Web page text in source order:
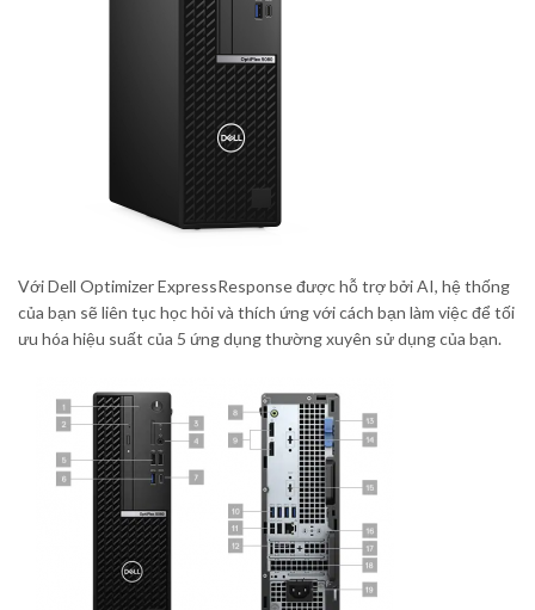
Với Dell Optimizer ExpressResponse được hỗ trợ bởi AI, hệ thống
của bạn sẽ liên tục học hỏi và thích ứng với cách bạn làm việc để tối
ưu hóa hiệu suất của 5 ứng dụng thường xuyên sử dụng của bạn.